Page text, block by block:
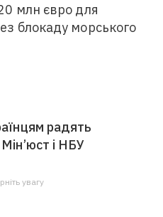
млн євро для
блокаду морського
радять
і НБУ
увагу